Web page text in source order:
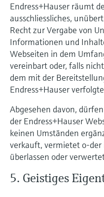
Endress+Hauser räumt
ausschliessliches,
Recht zur Vergabe von
Informationen und
Webseiten in dem
vereinbart oder, falls
dem mit der
Endress+Hauser
Abgesehen davon,
der Endress+Hauser
keinen Umständen
verkauft, vermietet o-der
überlassen oder
5. Geistiges